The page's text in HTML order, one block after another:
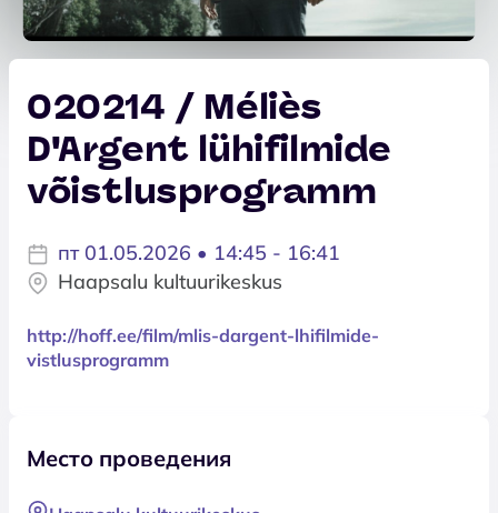
020214 / Méliès
D'Argent lühifilmide
võistlusprogramm
пт 01.05.2026 • 14:45 - 16:41
Haapsalu kultuurikeskus
http://hoff.ee/film/mlis-dargent-lhifilmide-
vistlusprogramm
Место проведения